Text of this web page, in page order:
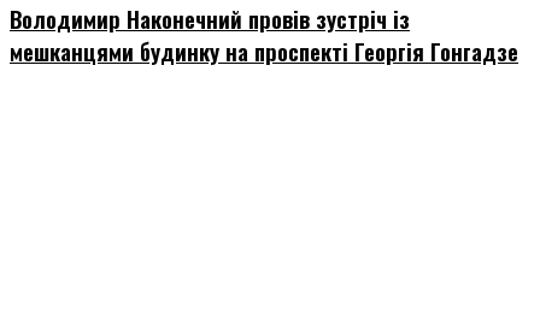
Володимир Наконечний провів зустріч із
мешканцями будинку на проспекті Георгія Гонгадзе